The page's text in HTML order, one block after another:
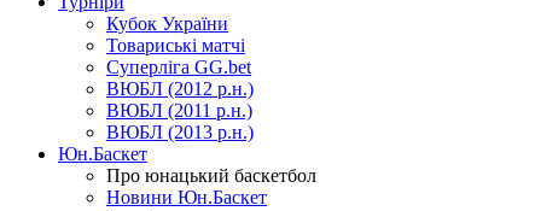
Кубок України
Товариські матчі
Суперліга GG.bet
ВЮБЛ (2012 р.н.)
ВЮБЛ (2011 р.н.)
ВЮБЛ (2013 р.н.)
Юн.Баскет
Про юнацький баскетбол
Новини Юн.Баскет